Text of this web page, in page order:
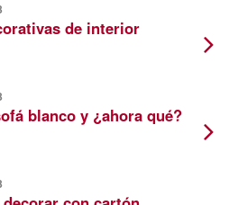
de interior
blanco y ¿ahora qué?